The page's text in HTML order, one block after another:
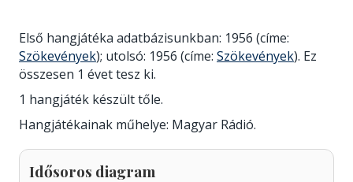
Első hangjátéka adatbázisunkban: 1956 (címe:
Szökevények); utolsó: 1956 (címe: Szökevények). Ez
összesen 1 évet tesz ki.
1 hangjáték készült tőle.
Hangjátékainak műhelye: Magyar Rádió.
Idősoros diagram